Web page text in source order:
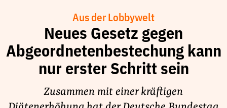
Finanzierung
Jobs
Publikationen und Material
Unsere Schwerpunkte
Aus der Lobbywelt
Neues Gesetz gegen
Abgeordnetenbestechung kann
nur erster Schritt sein
Zusammen mit einer kräftigen